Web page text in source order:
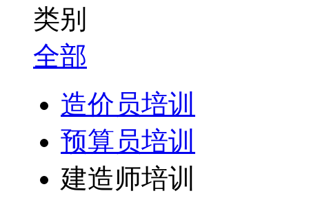
类别
全部
造价员培训
预算员培训
建造师培训